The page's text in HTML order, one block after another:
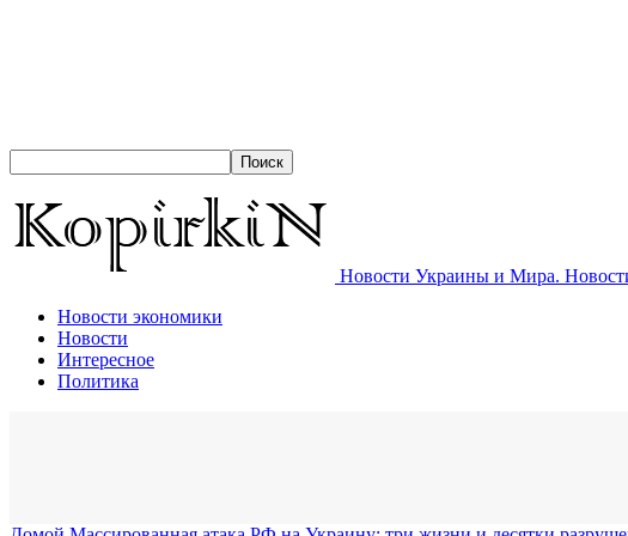
Новости Украины и Мира.
Новости экономики
Новости
Интересное
Политика